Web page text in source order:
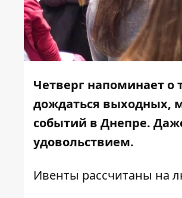
Четверг напоминает о
дождаться выходных,
событий в Днепре.
удовольствием.
Ивенты рассчитаны на